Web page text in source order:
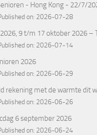
- Hong Kong - 22/7/
on: 2026-07-28
9 t/m 17 oktober 2026 –
on: 2026-07-14
2026
on: 2026-06-29
rekening met de warmte dit
on: 2026-06-26
6 september 2026
on: 2026-06-24